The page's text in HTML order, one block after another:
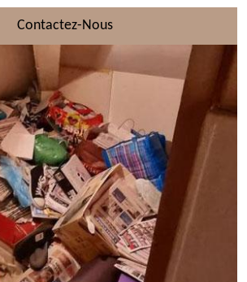
Contactez-Nous